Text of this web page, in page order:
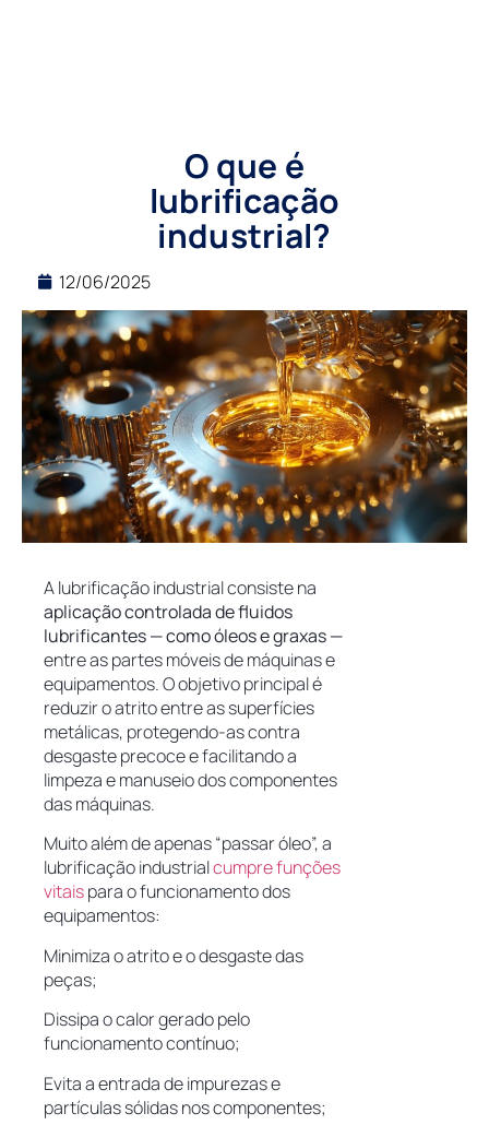
O que é
lubrificação
industrial?
12/06/2025
A lubrificação industrial consiste na
aplicação controlada de fluidos
lubrificantes — como óleos e graxas —
entre as partes móveis de máquinas e
equipamentos. O objetivo principal é
reduzir o atrito entre as superfícies
metálicas, protegendo-as contra
desgaste precoce e facilitando a
limpeza e manuseio dos componentes
das máquinas.
Muito além de apenas “passar óleo”, a
lubrificação industrialcumpre funções
vitaispara o funcionamento dos
equipamentos:
Minimiza o atrito e o desgaste das
peças;
Dissipa o calor gerado pelo
funcionamento contínuo;
Evita a entrada de impurezas e
partículas sólidas nos componentes;